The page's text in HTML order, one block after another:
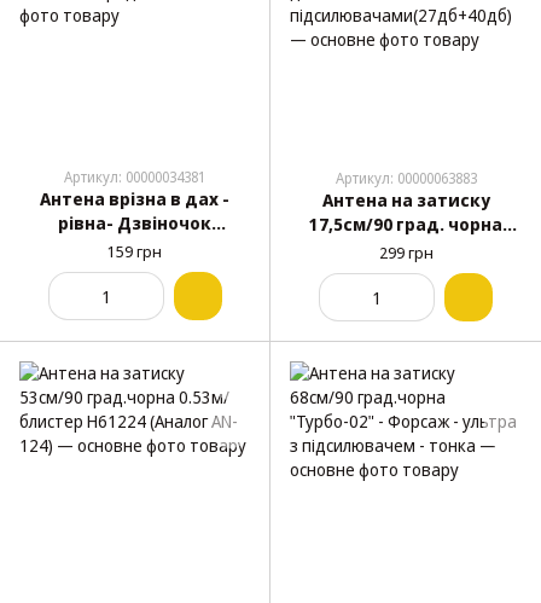
Артикул: 00000034381
Антена врізна в дах -
рівна- Дзвіночок
70cм"Triada" BA 60-03 1
виток посередині
159 грн
Артикул: 00000063883
Антена на затиску
17,5см/90 град. чорна
"Дальнобой" - Форсаж - з
двома
підсилювачами(27дб+40
дб)
299 грн